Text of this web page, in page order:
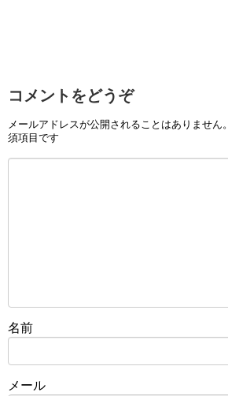
コメントをどうぞ
メールアドレスが公開されることはありません。
須項目です
名前
メール